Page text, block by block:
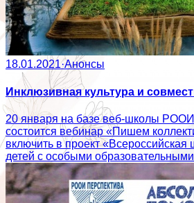
18.01.2021·Анонсы
Инклюзивная культура и
20 января на базе веб-школы
состоится вебинар «Пишем
включить в проект «Всероссийская
детей с особыми